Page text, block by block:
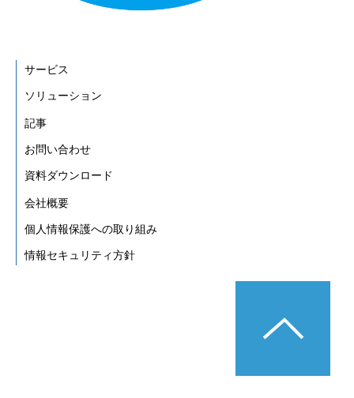
サービス
ソリューション
記事
お問い合わせ
資料ダウンロード
会社概要
個人情報保護への取り組み
情報セキュリティ方針